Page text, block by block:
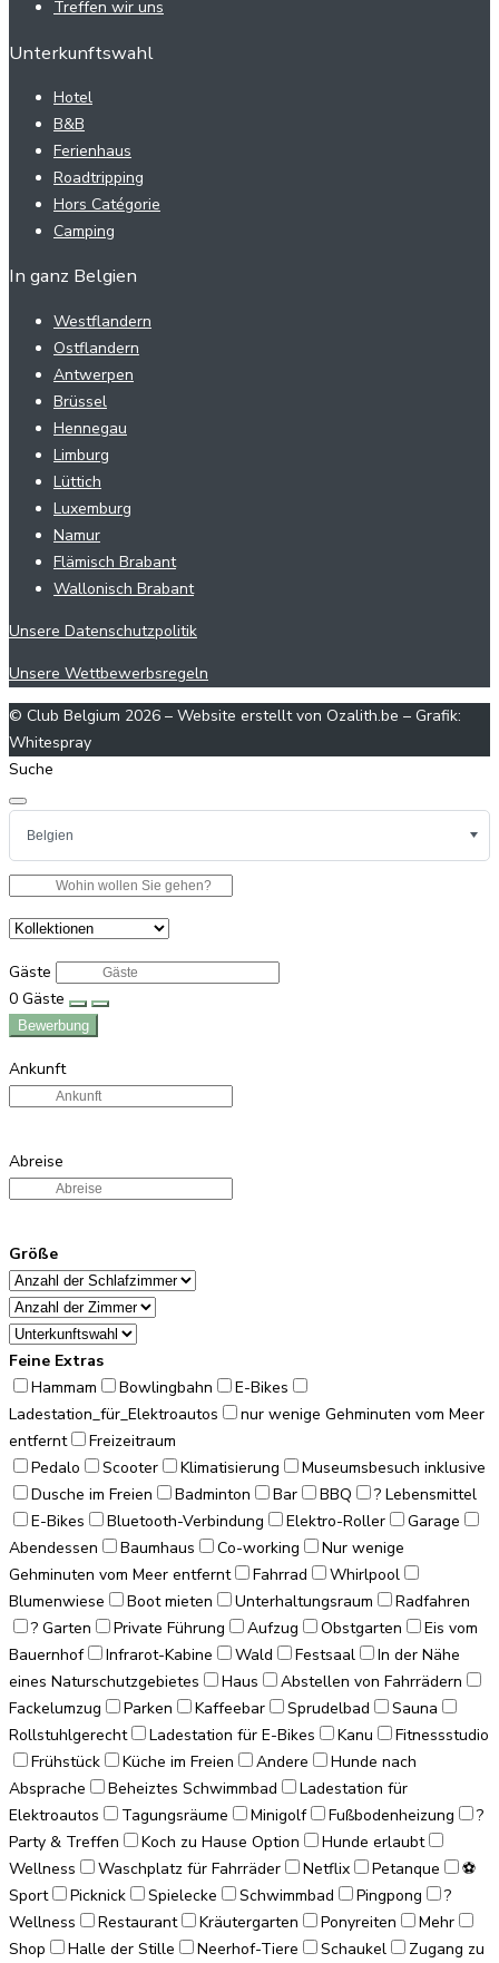
Treffen wir uns
Unterkunftswahl
Hotel
B&B
Ferienhaus
Roadtripping
Hors Catégorie
Camping
In ganz Belgien
Westflandern
Ostflandern
Antwerpen
Brüssel
Hennegau
Limburg
Lüttich
Luxemburg
Namur
Flämisch Brabant
Wallonisch Brabant
Unsere Datenschutzpolitik
Unsere Wettbewerbsregeln
© Club Belgium 2026 – Website erstellt von Ozalith.be – Grafik:
Whitespray
Suche
Gäste
0 Gäste
Bewerbung
Ankunft
Abreise
Größe
Feine Extras
Hammam
Bowlingbahn
E-Bikes
Ladestation_für_Elektroautos
nur wenige Gehminuten vom Meer
entfernt
Freizeitraum
Pedalo
Scooter Klimatisierung
Museumsbesuch inklusive
Dusche im Freien
Badminton Bar BBQ
? Lebensmittel
E-Bikes
Bluetooth-Verbindung Elektro-Roller
Garage
Abendessen
Baumhaus Co-working
Nur wenige
Gehminuten vom Meer entfernt
Fahrrad
Whirlpool
Blumenwiese
Boot mieten Unterhaltungsraum
Radfahren
? Garten
Private Führung Aufzug Obstgarten
Eis vom
Bauernhof
Infrarot-Kabine Wald Festsaal
In der Nähe
eines Naturschutzgebietes
Haus
Abstellen von Fahrrädern
Fackelumzug
Parken Kaffeebar Sprudelbad
Sauna
Rollstuhlgerecht
Ladestation für E-Bikes Kanu
Fitnessstudio
Frühstück
Küche im Freien Andere
Hunde nach
Absprache
Beheiztes Schwimmbad
Ladestation für
Elektroautos
Tagungsräume Minigolf Fußbodenheizung
?
Party & Treffen
Koch zu Hause Option
Hunde erlaubt
Wellness
Waschplatz für Fahrräder Netflix Petanque
⚽
Sport
Picknick Spielecke Schwimmbad Pingpong
?
Wellness
Restaurant Kräutergarten Ponyreiten
Mehr
Shop
Halle der Stille Neerhof-Tiere Schaukel
Zugang zu